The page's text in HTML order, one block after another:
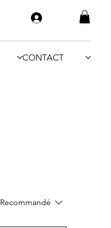
CONTACT
Recommandé